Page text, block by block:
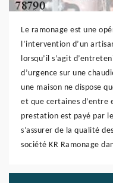
Le ramonage est une
l’intervention d’un
lorsqu’il s’agit
d’urgence sur une
une maison ne dispose
et que certaines d’entre
prestation est payé par
s’assurer de la qualité
société KR Ramonage